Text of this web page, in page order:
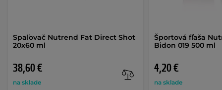
Spaľovač Nutrend Fat Direct Shot
20x60 ml
38,60 €
na sklade
Športová fľaša
Bidon 019 500 ml
4,20 €
na sklade